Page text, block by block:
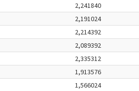
2,241840
2,191024
2,214392
2,089392
2,335312
1,913576
1,566024